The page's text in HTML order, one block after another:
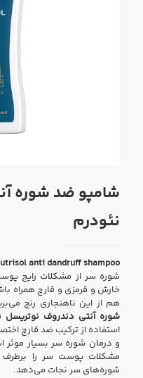
شامپو ضد شوره
نئودرم
anti dandruff shampoo
شوره سر از مشکلات رایج
خارش و قرمزی و قارچ همراه
هم از این ناهنجاری رنج
شوره آنتی دندروف نوتریسل
استفاده از ترکیب ضد قارچ
و درمان شوره سر بسیار موثر
مشکلات پوست سر را
شوره‌های سر نجات می‌دهد.